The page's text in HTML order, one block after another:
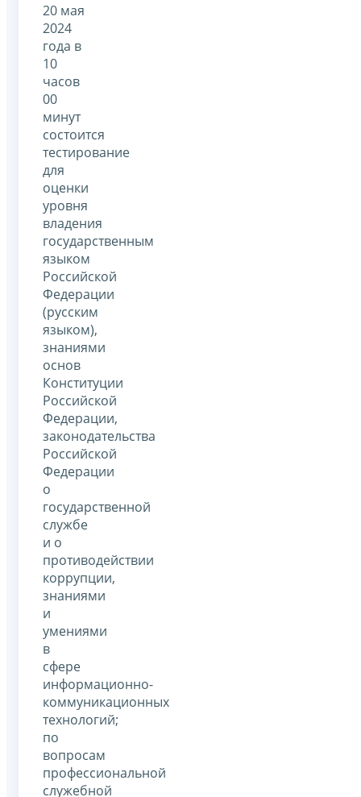
20 мая
2024
года в
10
часов
00
минут
состоится
тестирование
для
оценки
уровня
владения
государственным
языком
Российской
Федерации
(русским
языком),
знаниями
основ
Конституции
Российской
Федерации,
законодательства
Российской
Федерации
о
государственной
службе
и о
противодействии
коррупции,
знаниями
и
умениями
в
сфере
информационно-
коммуникационных
технологий;
по
вопросам
профессиональной
служебной